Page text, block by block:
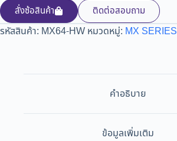
สั่งซ้อสินค้า
ติดต่อสอบถาม
รหัสสินค้า: MX64-HW หมวดหมู่: MX SERIES
คำอธิบาย
ข้อมูลเพิ่มเติม